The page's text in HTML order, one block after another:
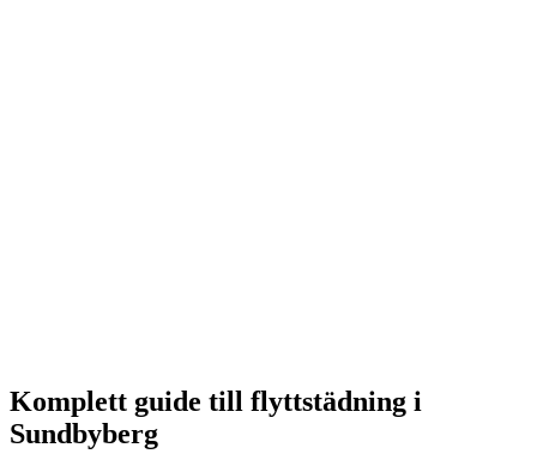
Komplett guide till flyttstädning i
Sundbyberg